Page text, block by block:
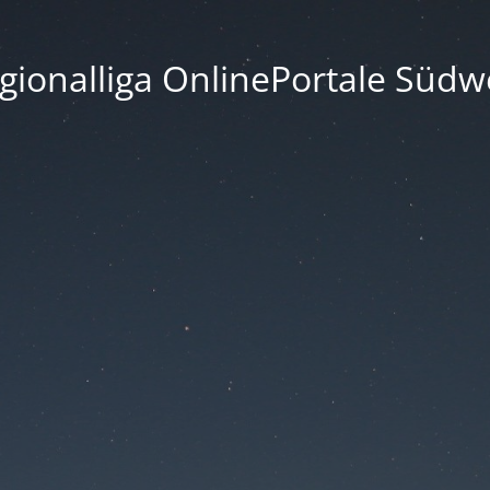
OnlinePortale